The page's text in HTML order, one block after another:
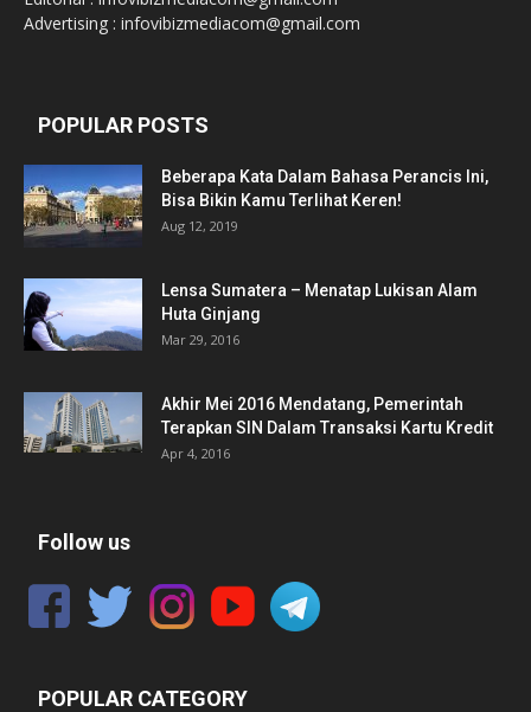
Advertising : infovibizmediacom@gmail.com
POPULAR POSTS
Beberapa Kata Dalam Bahasa Perancis Ini,
Bisa Bikin Kamu Terlihat Keren!
Aug 12, 2019
Lensa Sumatera – Menatap Lukisan Alam
Huta Ginjang
Mar 29, 2016
Akhir Mei 2016 Mendatang, Pemerintah
Terapkan SIN Dalam Transaksi Kartu Kredit
Apr 4, 2016
Follow us
POPULAR CATEGORY